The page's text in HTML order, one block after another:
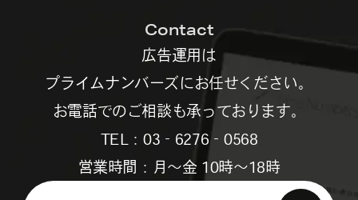
Contact
広告運用は
プライムナンバーズにお任せください。
お電話でのご相談も承っております。
TEL：03‐6276‐0568
営業時間：月～金 10時～18時